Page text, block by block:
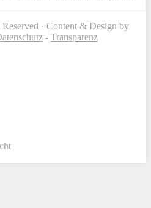
· Content & Design by
- Transparenz